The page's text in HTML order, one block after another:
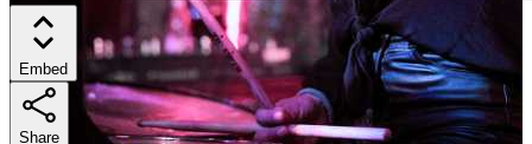
Embed
Share